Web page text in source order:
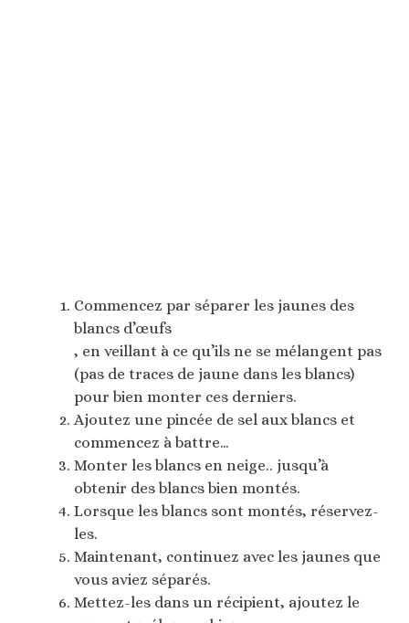
Commencez par séparer les jaunes des
blancs d’œufs
, en veillant à ce qu’ils ne se mélangent pas
(pas de traces de jaune dans les blancs)
pour bien monter ces derniers.
Ajoutez une pincée de sel aux blancs et
commencez à battre…
Monter les blancs en neige.. jusqu’à
obtenir des blancs bien montés.
Lorsque les blancs sont montés, réservez-
les.
Maintenant, continuez avec les jaunes que
vous aviez séparés.
Mettez-les dans un récipient, ajoutez le